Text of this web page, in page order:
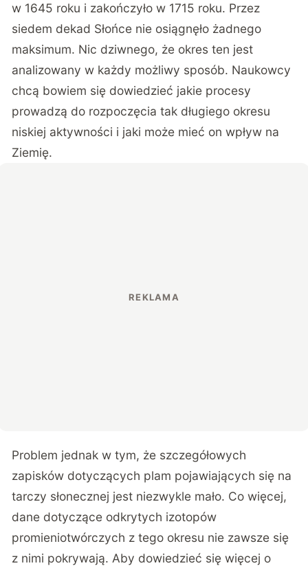
w 1645 roku i zakończyło w 1715 roku. Przez
siedem dekad Słońce nie osiągnęło żadnego
maksimum. Nic dziwnego, że okres ten jest
analizowany w każdy możliwy sposób. Naukowcy
chcą bowiem się dowiedzieć jakie procesy
prowadzą do rozpoczęcia tak długiego okresu
niskiej aktywności i jaki może mieć on wpływ na
Ziemię.
Problem jednak w tym, że szczegółowych
zapisków dotyczących plam pojawiających się na
tarczy słonecznej jest niezwykle mało. Co więcej,
dane dotyczące odkrytych izotopów
promieniotwórczych z tego okresu nie zawsze się
z nimi pokrywają. Aby dowiedzieć się więcej o